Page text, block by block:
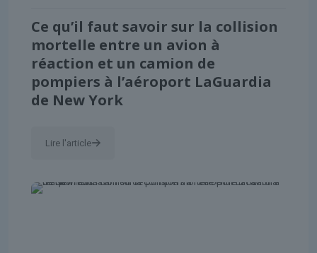
Ce qu’il faut savoir sur la collision
mortelle entre un avion à
réaction et un camion de
pompiers à l’aéroport LaGuardia
de New York
Lire l'article